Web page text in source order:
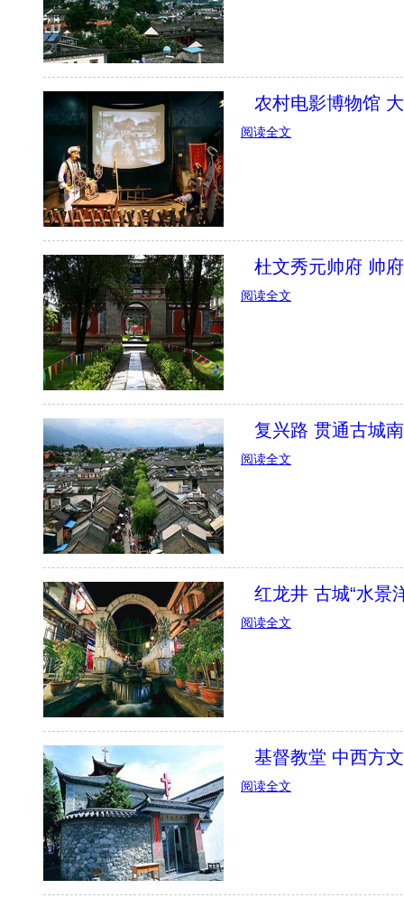
农村电影博物馆
阅读全文
杜文秀元帅府 帅
阅读全文
复兴路 贯通古城
阅读全文
红龙井 古城“水景
阅读全文
基督教堂 中西方
阅读全文